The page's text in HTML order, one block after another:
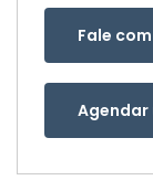
Fale
Agendar